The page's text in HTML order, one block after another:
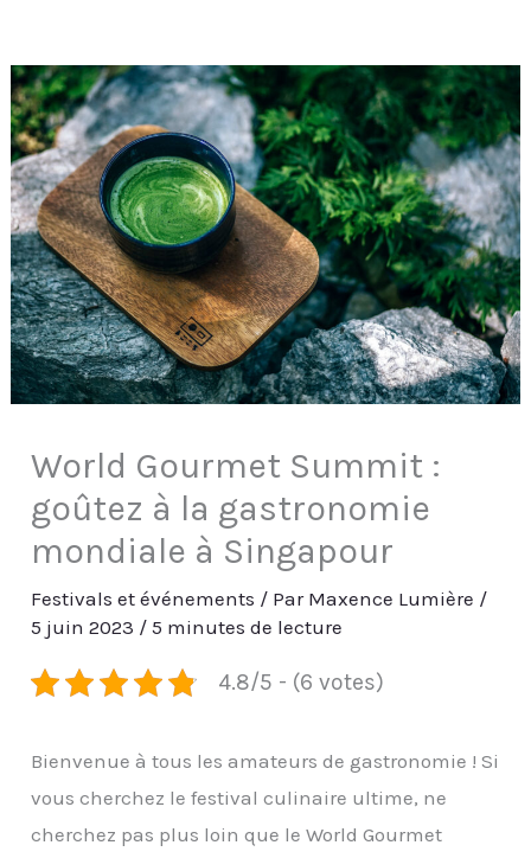
World Gourmet Summit :
goûtez à la gastronomie
mondiale à Singapour
Festivals et événements / Par Maxence Lumière /
5 juin 2023 /5 minutes de lecture
4.8/5 - (6 votes)
Bienvenue à tous les amateurs de gastronomie ! Si
vous cherchez le festival culinaire ultime, ne
cherchez pas plus loin que le World Gourmet